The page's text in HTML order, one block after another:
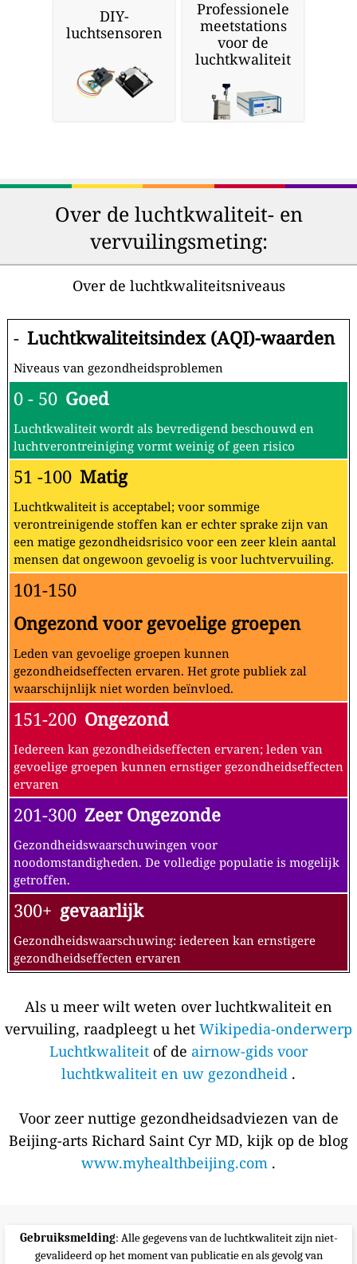
DIY-
luchtsensoren
Professionele
meetstations
voor de
luchtkwaliteit
Over de luchtkwaliteit- en
vervuilingsmeting:
Over de luchtkwaliteitsniveaus
- Luchtkwaliteitsindex (AQI)-waarden
Niveaus van gezondheidsproblemen
0 - 50 Goed
Luchtkwaliteit wordt als bevredigend beschouwd en
luchtverontreiniging vormt weinig of geen risico
51 -100 Matig
Luchtkwaliteit is acceptabel; voor sommige
verontreinigende stoffen kan er echter sprake zijn van
een matige gezondheidsrisico voor een zeer klein aantal
mensen dat ongewoon gevoelig is voor luchtvervuiling.
101-150
Ongezond voor gevoelige groepen
Leden van gevoelige groepen kunnen
gezondheidseffecten ervaren. Het grote publiek zal
waarschijnlijk niet worden beïnvloed.
151-200 Ongezond
Iedereen kan gezondheidseffecten ervaren; leden van
gevoelige groepen kunnen ernstiger gezondheidseffecten
ervaren
201-300 Zeer Ongezonde
Gezondheidswaarschuwingen voor
noodomstandigheden. De volledige populatie is mogelijk
getroffen.
300+ gevaarlijk
Gezondheidswaarschuwing: iedereen kan ernstigere
gezondheidseffecten ervaren
Als u meer wilt weten over luchtkwaliteit en
vervuiling, raadpleegt u het Wikipedia-onderwerp
Luchtkwaliteit of de airnow-gids voor
luchtkwaliteit en uw gezondheid .
Voor zeer nuttige gezondheidsadviezen van de
Beijing-arts Richard Saint Cyr MD, kijk op de blog
www.myhealthbeijing.com .
Gebruiksmelding: Alle gegevens van de luchtkwaliteit zijn niet-
gevalideerd op het moment van publicatie en als gevolg van